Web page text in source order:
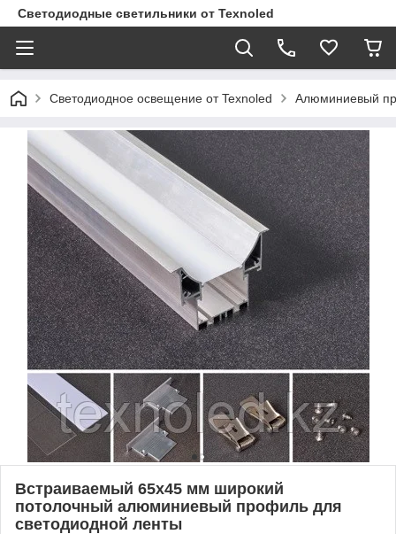
Светодиодные светильники от Texnoled
Светодиодное освещение от Texnoled Алюминиевый
Встраиваемый 65x45 мм широкий
потолочный алюминиевый профиль для
светодиодной ленты